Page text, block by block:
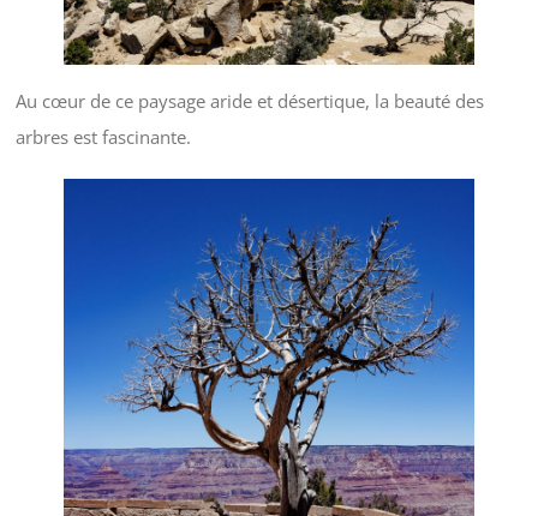
Au cœur de ce paysage aride et désertique, la beauté des
arbres est fascinante.